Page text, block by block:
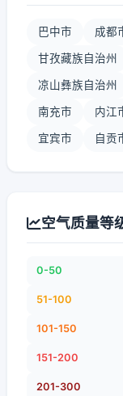
巴中市 成都
甘孜藏族自治州
凉山彝族自治州
南充市 内江
宜宾市 自贡
空气质量等
0-50
51-100
101-150
151-200
201-300